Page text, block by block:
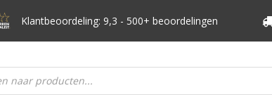
Klantbeoordeling: 9,3 - 500+ beoordelingen